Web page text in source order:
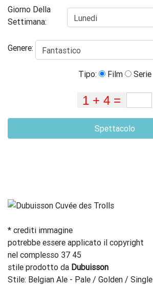
Giorno Della
Settimana:
Genere:
Tipo: Film Serie
Spettacolo
* crediti immagine
potrebbe essere applicato il copyright
nel complesso 37 45
stile prodotto da Dubuisson
Stile: Belgian Ale - Pale / Golden / Single